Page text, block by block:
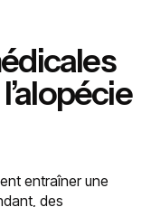
entraîner une
des